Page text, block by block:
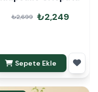
₺2,699 ₺2,249
Sepete Ekle